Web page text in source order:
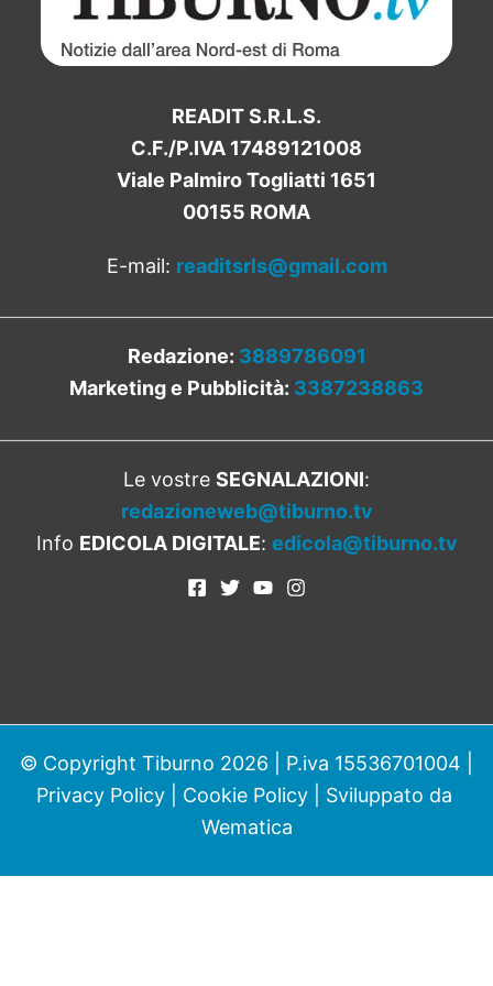
READIT S.R.L.S.
C.F./P.IVA 17489121008
Viale Palmiro Togliatti 1651
00155 ROMA
E-mail: readitsrls@gmail.com
Redazione: 3889786091
Marketing e Pubblicità: 3387238863
Le vostre SEGNALAZIONI:
redazioneweb@tiburno.tv
Info EDICOLA DIGITALE: edicola@tiburno.tv
© Copyright Tiburno 2026 | P.iva 15536701004 |
Privacy Policy| Cookie Policy| Sviluppato da
Wematica